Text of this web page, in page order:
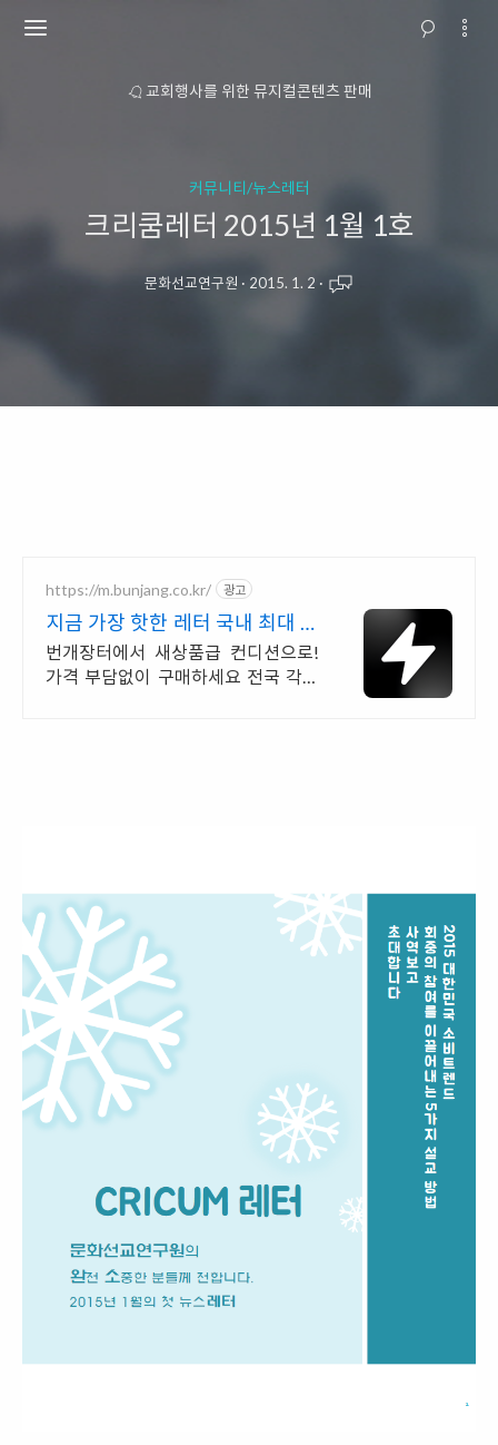
교회행사를 위한 뮤지컬콘텐츠 판매
커뮤니티/뉴스레터
크리쿰레터 2015년 1월 1호
문화선교연구원 · 2015. 1. 2 ·
https://m.bunjang.co.kr/ 광고
지금 가장 핫한 레터 국내 최대 브
랜드 중고거래
번개장터에서 새상품급 컨디션으로!
가격 부담없이 구매하세요 전국 각지